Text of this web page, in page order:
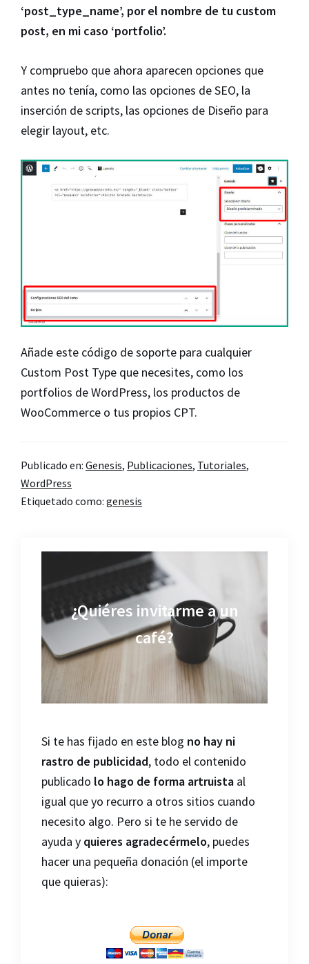
‘post_type_name’, por el nombre de tu custom
post, en mi caso ‘portfolio’.
Y compruebo que ahora aparecen opciones que
antes no tenía, como las opciones de SEO, la
inserción de scripts, las opciones de Diseño para
elegir layout, etc.
Añade este código de soporte para cualquier
Custom Post Type que necesites, como los
portfolios de WordPress, los productos de
WooCommerce o tus propios CPT.
Publicado en: Genesis, Publicaciones, Tutoriales,
WordPress
Etiquetado como: genesis
¿Quiéres invitarme a un
café?
Si te has fijado en este blog no hay ni
rastro de publicidad, todo el contenido
publicado lo hago de forma artruista al
igual que yo recurro a otros sitios cuando
necesito algo. Pero si te he servido de
ayuda y quieres agradecérmelo, puedes
hacer una pequeña donación (el importe
que quieras):